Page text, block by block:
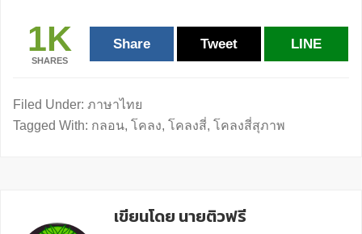
1K
SHARES
Share Tweet LINE
Filed Under: ภาษาไทย
Tagged With: กลอน, โคลง, โคลงสี่, โคลงสี่สุภาพ
เขียนโดย นายติวฟรี